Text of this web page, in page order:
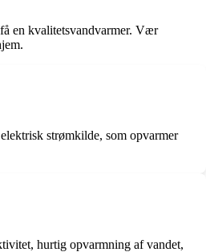
en kvalitetsvandvarmer. Vær
strømkilde, som opvarmer
hurtig opvarmning af vandet,